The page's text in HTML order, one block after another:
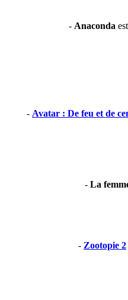
- Anaconda
- Avatar : De feu et de
- La
- Zootopie 2